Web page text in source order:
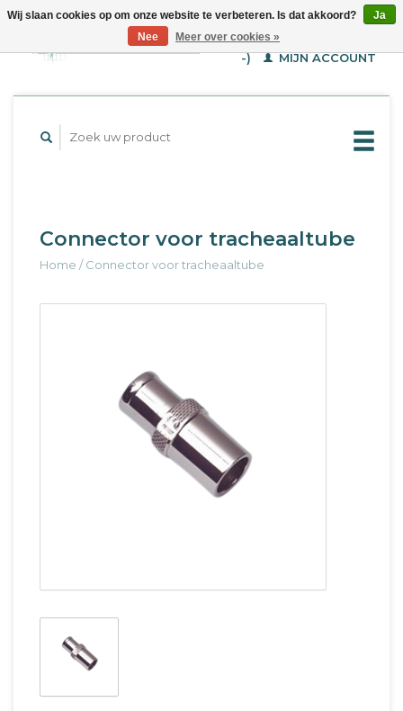
WINKELWAGEN (€--,-
-)
MIJN ACCOUNT
Connector voor tracheaaltube
Home /Connector voor tracheaaltube
Wij slaan cookies op om onze website te verbeteren. Is dat akkoord?
Ja
Nee
Meer over cookies »